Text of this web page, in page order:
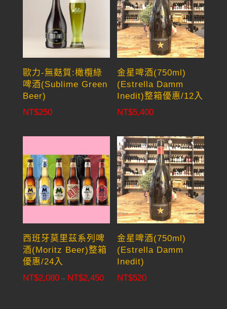
歐力-無麩質:橄欖綠
啤酒(Sublime Green
Beer)
NT$250
金星啤酒(750ml)
(Estrella Damm
Inedit)整箱優惠/12入
NT$5,400
西班牙莫里茲系列啤
酒(Moritz Beer)整箱
優惠/24入
NT$2,080 – NT$2,450Price
金星啤酒(750ml)
(Estrella Damm
Inedit)
NT$520